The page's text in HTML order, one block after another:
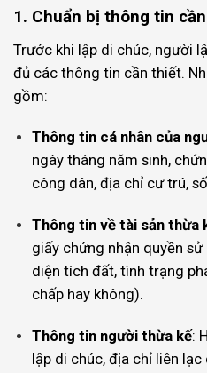
1. Chuẩn bị thông tin
Trước khi lập di chúc, người
đủ các thông tin cần thiết.
gồm:
Thông tin cá nhân của
ngày tháng năm sinh,
công dân, địa chỉ cư trú,
Thông tin về tài sản thừa
giấy chứng nhận quyền
diện tích đất, tình trạng
chấp hay không).
Thông tin người thừa kế:
lập di chúc, địa chỉ liên